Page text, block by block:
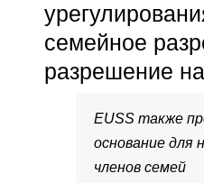
семейное
разрешение
EUSS также
основание для
членов семей